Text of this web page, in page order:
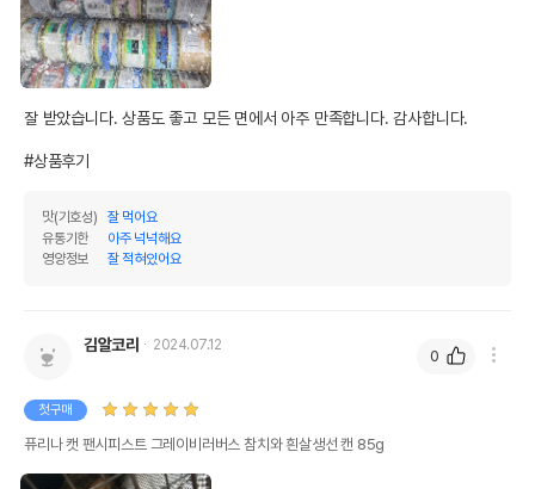
잘 받았습니다. 상품도 좋고 모든 면에서 아주 만족합니다. 감사합니다.
#상품후기
맛(기호성)
잘 먹어요
유통기한
아주 넉넉해요
영양정보
잘 적혀있어요
김알코리 2024.07.12
첫구매
퓨리나 캣 팬시피스트 그레이비러버스 참치와 흰살생선 캔 85g
0